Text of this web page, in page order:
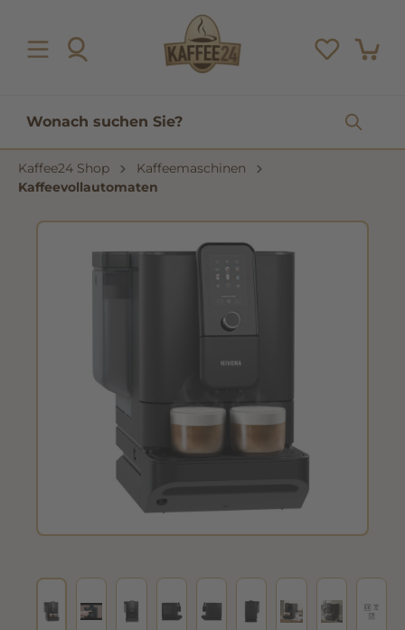
Kaffee24 Shop
Kaffeemaschinen
Kaffeevollautomaten